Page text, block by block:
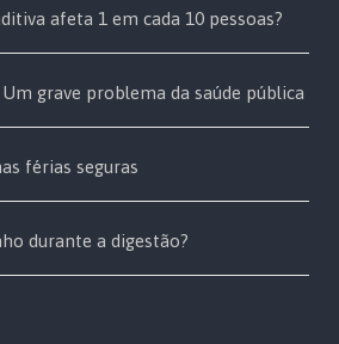
afeta 1 em cada 10 pessoas?
Um grave problema da saúde pública
férias seguras
durante a digestão?